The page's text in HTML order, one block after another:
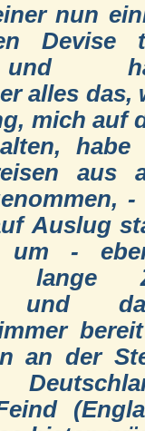
nun
Devise
und
alles das,
mich auf
habe
aus
-
Auslug
-
lange
und
an der